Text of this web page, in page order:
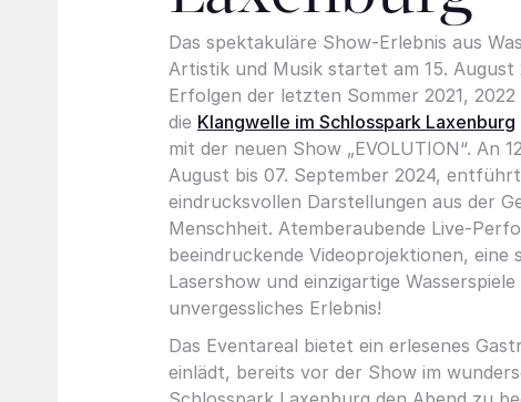
Das spektakuläre Show-Erlebnis aus
Artistik und Musik startet am 15. August
Erfolgen der letzten Sommer 2021,
die Klangwelle im Schlosspark Laxenburg
mit der neuen Show „EVOLUTION“. An
August bis 07. September 2024,
eindrucksvollen Darstellungen aus der
Menschheit. Atemberaubende Live-
beeindruckende Videoprojektionen, eine
Lasershow und einzigartige
unvergessliches Erlebnis!
Das Eventareal bietet ein erlesenes
einlädt, bereits vor der Show im